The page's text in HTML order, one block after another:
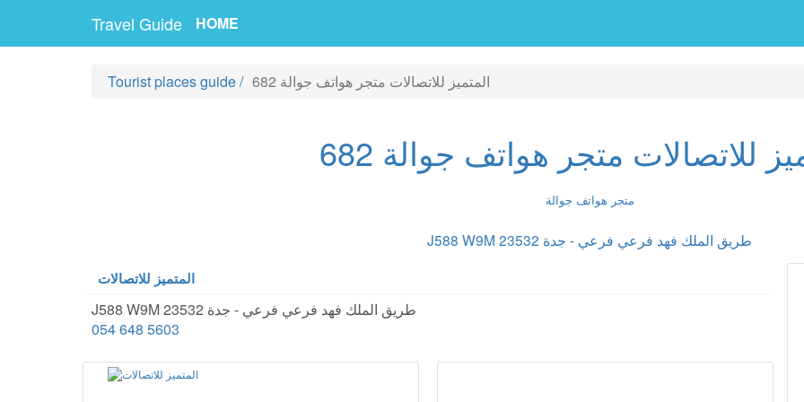
Travel Guide HOME
Tourist places guide/ المتميز للاتصالات متجر هواتف جوالة 682
للاتصالات متجر هواتف جوالة 682
متجر هواتف جوالة
J588 W9M طريق الملك فهد فرعي فرعي - جدة 23532
المتميز للاتصالات
J588 W9M طريق الملك فهد فرعي فرعي - جدة 23532
054 648 5603